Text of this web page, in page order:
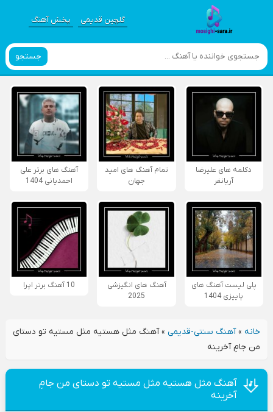
گلچین قدیمی پخش آهنگ
جستجو
دکلمه های علیرضا
آریانفر
تمام آهنگ های امید
جهان
آهنگ های برتر علی
احمدیانی 1404
پلی لیست آهنگ های
پاییزی 1404
آهنگ های انگیزشی
2025
10 آهنگ برتر اپرا
خانه»آهنگ سنتی-قدیمی»آهنگ مثل هستیه مثل مستیه تو دستای
من جامِ آخرینه
آهنگ مثل هستیه مثل مستیه تو دستای من جامِ
آخرینه